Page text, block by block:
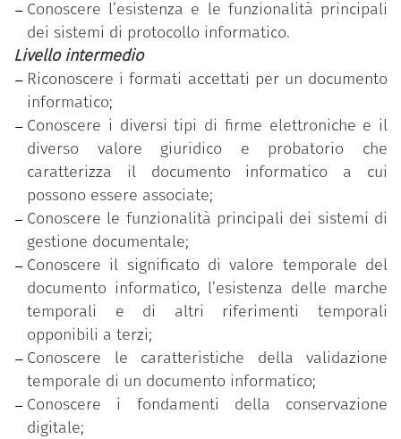
ha partecipato al percorso formativo personalizzato
in funzione della rilevazione dell’effettivo
fabbisogno di competenze individuale ed ha
superato con successo il test di verifica delle
competenze acquisite, relativo al livello di
padronanza più elevato (avanzato).
Conoscere l’esistenza e le funzionalità principali
dei sistemi di protocollo informatico.
Livello intermedio
Riconoscere i formati accettati per un documento
informatico;
Conoscere i diversi tipi di firme elettroniche e il
diverso valore giuridico e probatorio che
caratterizza il documento informatico a cui
possono essere associate;
Conoscere le funzionalità principali dei sistemi di
gestione documentale;
Conoscere il significato di valore temporale del
documento informatico, l’esistenza delle marche
temporali e di altri riferimenti temporali
opponibili a terzi;
Conoscere le caratteristiche della validazione
temporale di un documento informatico;
Conoscere i fondamenti della conservazione
digitale;